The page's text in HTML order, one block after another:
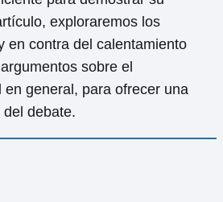
exploraremos los
en contra del calentamiento
sobre el
general, para ofrecer una
debate.